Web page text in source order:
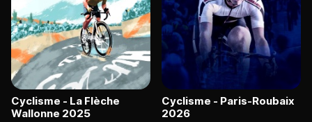
Cyclisme - La Flèche
Wallonne 2025
Cyclisme - Paris-Roubaix
2026